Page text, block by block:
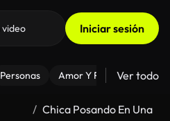
Iniciar sesión
Personas Amor Y Relaciones
Ver todo
Chica Posando En Una